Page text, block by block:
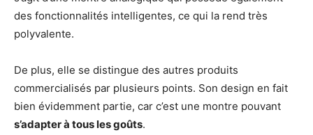
des fonctionnalités intelligentes, ce qui la rend très
polyvalente.
De plus, elle se distingue des autres produits
commercialisés par plusieurs points. Son design en fait
bien évidemment partie, car c’est une montre pouvant
s’adapter à tous les goûts.